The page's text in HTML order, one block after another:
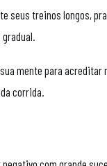
seus treinos longos,
mente para
corrida.